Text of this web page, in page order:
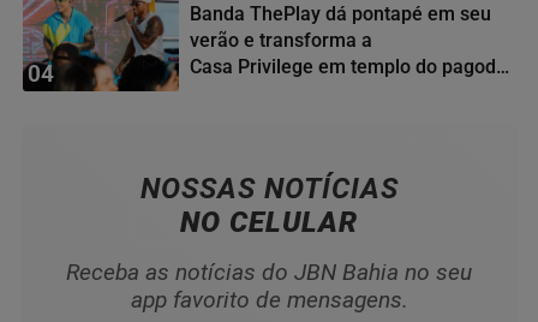
04
Banda ThePlay dá pontapé em seu
verão e transforma a
Casa Privilege em templo do pagode
NOSSAS NOTÍCIAS
NO CELULAR
Receba as notícias do JBN Bahia no seu
app favorito de mensagens.